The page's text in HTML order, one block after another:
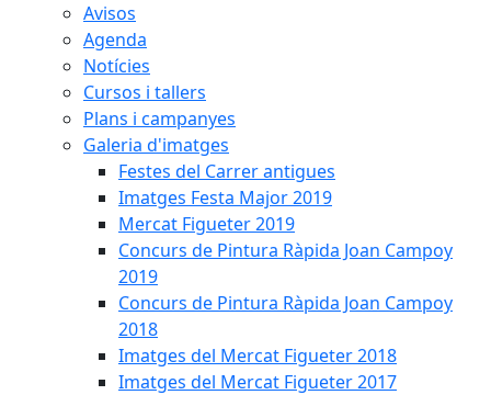
Avisos
Agenda
Notícies
Cursos i tallers
Plans i campanyes
Galeria d'imatges
Festes del Carrer antigues
Imatges Festa Major 2019
Mercat Figueter 2019
Concurs de Pintura Ràpida Joan Campoy
2019
Concurs de Pintura Ràpida Joan Campoy
2018
Imatges del Mercat Figueter 2018
Imatges del Mercat Figueter 2017